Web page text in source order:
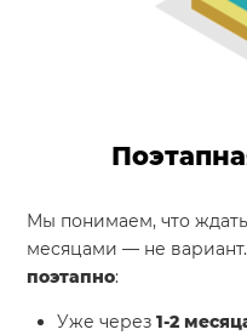
Мы понимаем, что
месяцами — не
поэтапно:
Уже через1-2